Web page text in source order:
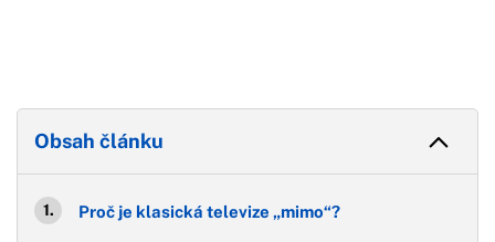
Obsah článku
Proč je klasická televize „mimo“?